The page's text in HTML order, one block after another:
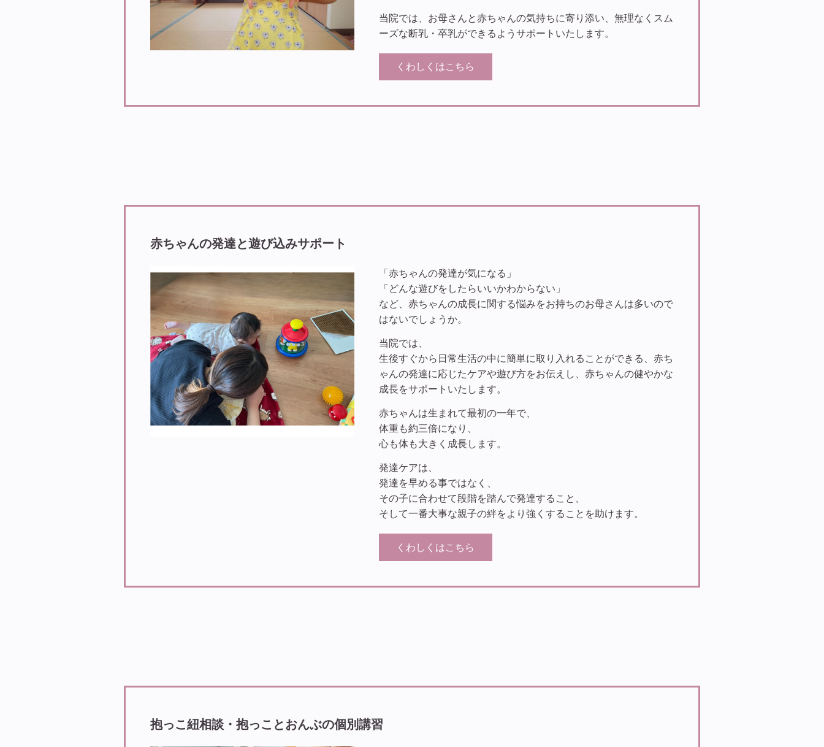
当院では、お母さんと赤ちゃんの気持ちに寄り添い、無理なくスム
ーズな断乳・卒乳ができるようサポートいたします。
くわしくはこちら
赤ちゃんの発達と遊び込みサポート
「赤ちゃんの発達が気になる」
「どんな遊びをしたらいいかわからない」
など、赤ちゃんの成長に関する悩みをお持ちのお母さんは多いので
はないでしょうか。
当院では、
生後すぐから日常生活の中に簡単に取り入れることができる、赤ち
ゃんの発達に応じたケアや遊び方をお伝えし、赤ちゃんの健やかな
成長をサポートいたします。
赤ちゃんは生まれて最初の一年で、
体重も約三倍になり、
心も体も大きく成長します。
発達ケアは、
発達を早める事ではなく、
その子に合わせて段階を踏んで発達すること、
そして一番大事な親子の絆をより強くすることを助けます。
くわしくはこちら
抱っこ紐相談・抱っことおんぶの個別講習